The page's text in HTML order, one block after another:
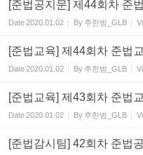
[준법공지문] 제44회차 준
Date2020.01.02 By 추한범_GLB
[준법교육] 제44회차 준법
Date2020.01.02 By 추한범_GLB
[준법교육] 제43회차 준법
Date2020.01.02 By 추한범_GLB
[준법감시팀] 42회차 준법